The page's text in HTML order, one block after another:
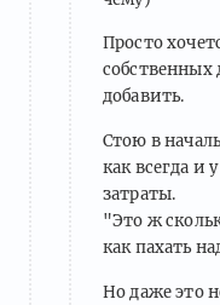
Просто
собственных
добавить.
Стою в
как всегда и
затраты.
"Это ж
как пахать
Но даже это